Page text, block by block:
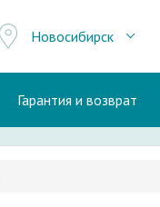
Новосибирск
Гарантия и возврат